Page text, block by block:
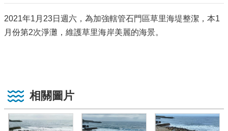
2021年1月23日週六，為加強轄管石門區草里海堤整潔，本1
月份第2次淨灘，維護草里海岸美麗的海景。
相關圖片